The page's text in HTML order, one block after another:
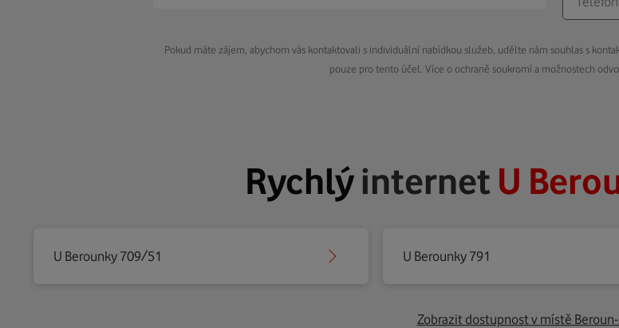
Pokud máte zájem, abychom vás kontaktovali s individuální nabídkou služeb, udělte nám souhlas s
pouze pro tento účel. Více o ochraně soukromí a možnostech
Rychlýinternet U
U Berounky 709/51 U Berounky 791
Zobrazit dostupnost v místě